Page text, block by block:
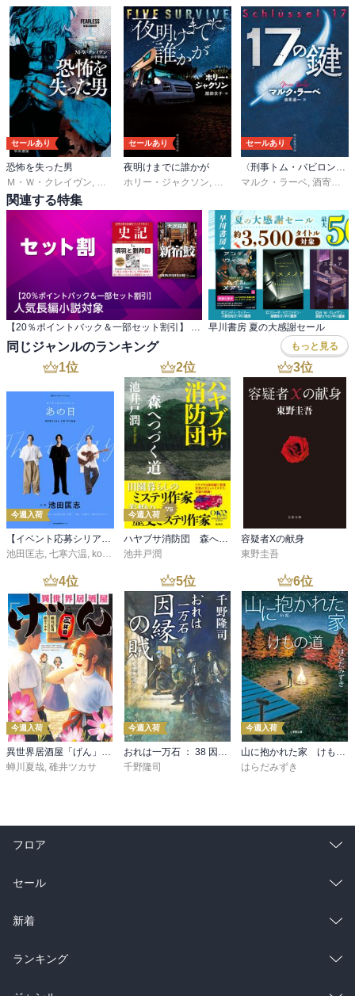
セールあり
恐怖を失った男
Ｍ・Ｗ・クレイヴン, 山中朝晶
セールあり
夜明けまでに誰かが
ホリー・ジャクソン, 服部京子
セールあり
〈刑事トム・バビロン〉シリーズ
マルク・ラーベ, 酒寄進一
関連する特集
【20％ポイントバック＆一部セット割引】 人気長編小説対象 早川書房 夏の大感謝セール
同じジャンルのランキング もっと見る
1位
今週入荷
池田匡志 七寒六温 konoko58 ,村崎キコ
2位
今週入荷
池井戸潤
3位
容疑者Xの献身
東野圭吾
4位
今週入荷
異世界居酒屋「げん」三杯目
蝉川夏哉, 碓井ツカサ
5位
今週入荷
おれは一万石 ： 38 因縁の賊
千野隆司
6位
今週入荷
山に抱かれた家 けもの道
はらだみずき
フロア
総合
ラノベ
雑誌・グラビア
BL・TL
セール
総合
ラノベ
雑誌・グラビア
新着
総合
ランキング